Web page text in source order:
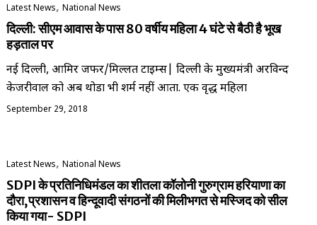
Latest News, National News
दिल्ली: सीएम आवास के पास 80 वर्षीय महिला 4 घंटे से बैठी है भूख
हड़ताल पर
नई दिल्ली, आमिर जफर/मिल्लत टाइम्स| दिल्ली के मुख्यमंत्री अरविन्द
केजरीवाल को अब थोडा भी शर्म नहीं आता. एक वृद्ध महिला
September 29, 2018
Latest News, National News
SDPI के प्रतिनिधिमंडल का शीतला कॉलोनी गुरुग्राम हरियाणा का
दौरा,प्रशासन व हिन्दूवादी संगठनों की मिलीभगत से मस्जिद को सील
किया गया- SDPI